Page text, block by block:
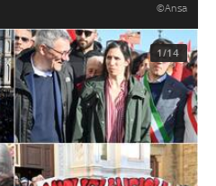
©Ansa
1/14